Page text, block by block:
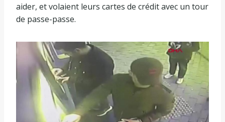
aider, et volaient leurs cartes de crédit avec un tour
de passe-passe.